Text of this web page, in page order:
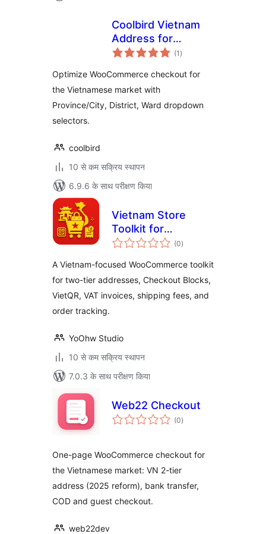
Coolbird Vietnam
Address for
WooCommerce
(1 कुल
दर)
Optimize WooCommerce checkout for
the Vietnamese market with
Province/City, District, Ward dropdown
selectors.
coolbird
10 से कम सक्रिय स्थापन
6.9.6 के साथ परीक्षण किया
Vietnam Store
Toolkit for
WooCommerce
(0कुल
दर)
A Vietnam-focused WooCommerce toolkit
for two-tier addresses, Checkout Blocks,
VietQR, VAT invoices, shipping fees, and
order tracking.
YoOhw Studio
10 से कम सक्रिय स्थापन
7.0.3 के साथ परीक्षण किया
Web22 Checkout
(0कुल
दर)
One-page WooCommerce checkout for
the Vietnamese market: VN 2-tier
address (2025 reform), bank transfer,
COD and guest checkout.
web22dev